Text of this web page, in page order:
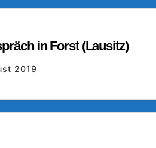
in Forst (Lausitz)
2019